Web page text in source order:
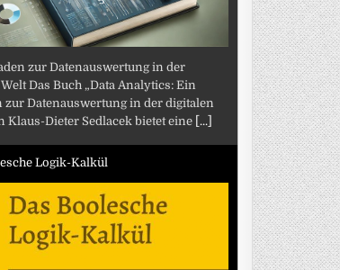
zur Datenauswertung in der
Das Buch „Data Analytics: Ein
zur Datenauswertung in der digitalen
Klaus-Dieter Sedlacek bietet eine [...]
Logik-Kalkül